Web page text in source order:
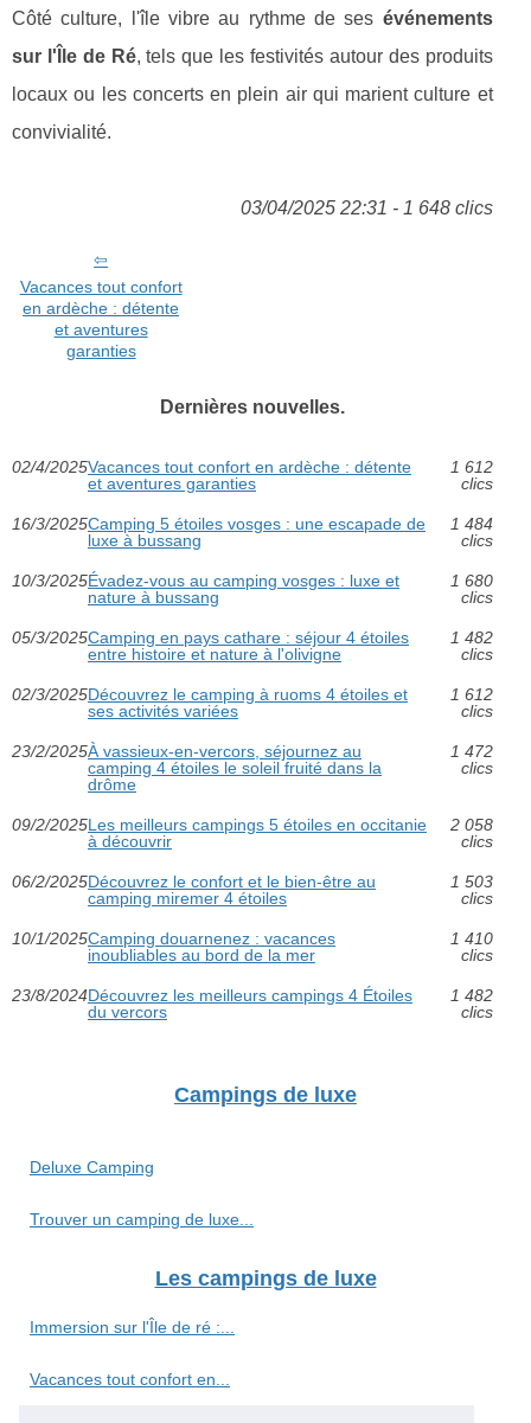
Côté culture, l'île vibre au rythme de ses événements
sur l'Île de Ré, tels que les festivités autour des produits
locaux ou les concerts en plein air qui marient culture et
convivialité.
03/04/2025 22:31 - 1 648 clics
Vacances tout confort
en ardèche : détente
et aventures
garanties
Dernières nouvelles.
02/4/2025Vacances tout confort en ardèche : détente
et aventures garanties
1 612
clics
16/3/2025Camping 5 étoiles vosges : une escapade de
luxe à bussang
1 484
clics
10/3/2025Évadez-vous au camping vosges : luxe et
nature à bussang
1 680
clics
05/3/2025Camping en pays cathare : séjour 4 étoiles
entre histoire et nature à l'olivigne
1 482
clics
02/3/2025Découvrez le camping à ruoms 4 étoiles et
ses activités variées
1 612
clics
23/2/2025À vassieux-en-vercors, séjournez au
camping 4 étoiles le soleil fruité dans la
drôme
1 472
clics
09/2/2025Les meilleurs campings 5 étoiles en occitanie
à découvrir
2 058
clics
06/2/2025Découvrez le confort et le bien-être au
camping miremer 4 étoiles
1 503
clics
10/1/2025Camping douarnenez : vacances
inoubliables au bord de la mer
1 410
clics
23/8/2024Découvrez les meilleurs campings 4 Étoiles
du vercors
1 482
clics
Campings de luxe
Deluxe Camping
Trouver un camping de luxe...
Les campings de luxe
Immersion sur l'Île de ré :...
Vacances tout confort en...